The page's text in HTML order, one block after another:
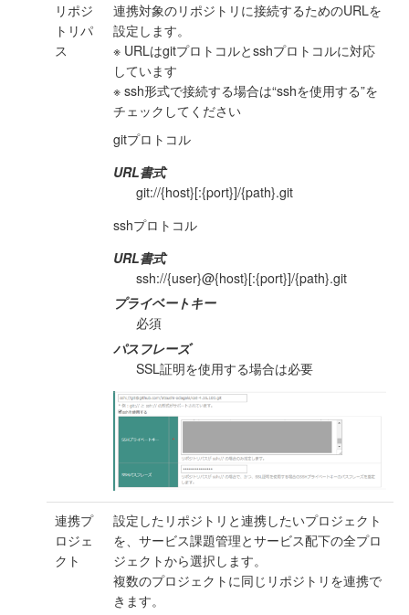
リポジ
トリパ
ス
連携対象のリポジトリに接続するためのURLを
設定します。
※ URLはgitプロトコルとsshプロトコルに対応
しています
※ ssh形式で接続する場合は“sshを使用する”を
チェックしてください
gitプロトコル
URL書式
git://{host}[:{port}]/{path}.git
sshプロトコル
URL書式
ssh://{user}@{host}[:{port}]/{path}.git
プライベートキー
必須
パスフレーズ
SSL証明を使用する場合は必要
連携プ
ロジェ
クト
設定したリポジトリと連携したいプロジェクト
を、サービス課題管理とサービス配下の全プロ
ジェクトから選択します。
複数のプロジェクトに同じリポジトリを連携で
きます。